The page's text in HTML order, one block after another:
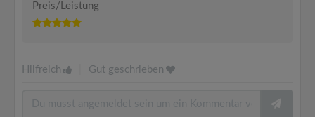
Preis/Leistung
Hilfreich Gut geschrieben